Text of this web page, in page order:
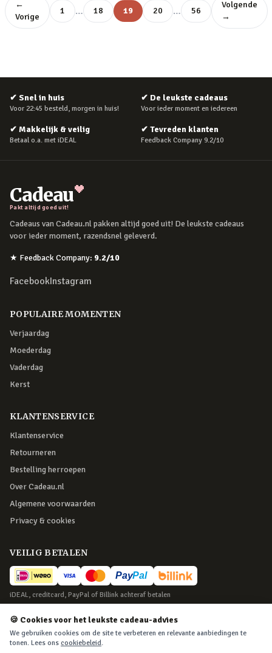
←
Vorige
1 … 18 19 20 … 56
Volgende
→
✔ Snel in huis
Voor 22:45 besteld, morgen in huis!
✔ De leukste cadeaus
Voor ieder moment en iedereen
✔ Makkelijk & veilig
Betaal o.a. met iDEAL
✔ Tevreden klanten
Feedback Company 9.2/10
Cadeau
Pakt altijd goed uit!
Cadeaus van Cadeau.nl pakken altijd goed uit! De leukste cadeaus
voor ieder moment, razendsnel geleverd.
★ Feedback Company: 9.2/10
FacebookInstagram
POPULAIRE MOMENTEN
Verjaardag
Moederdag
Vaderdag
Kerst
KLANTENSERVICE
Klantenservice
Retourneren
Bestelling herroepen
Over Cadeau.nl
Algemene voorwaarden
Privacy & cookies
VEILIG BETALEN
iDEAL, creditcard, PayPal of Billink achteraf betalen
BEZORGING
Voor 22:45 besteld, morgen in huis. Tot 365 dagen retourneren.
🍪 Cookies voor het leukste cadeau-advies
We gebruiken cookies om de site te verbeteren en relevante aanbiedingen te
tonen. Lees ons cookiebeleid.